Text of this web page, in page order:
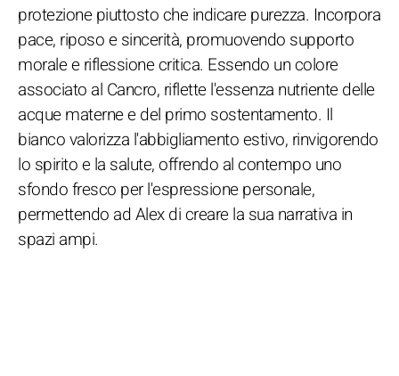
protezione piuttosto che indicare purezza. Incorpora
pace, riposo e sincerità, promuovendo supporto
morale e riflessione critica. Essendo un colore
associato al Cancro, riflette l'essenza nutriente delle
acque materne e del primo sostentamento. Il
bianco valorizza l'abbigliamento estivo, rinvigorendo
lo spirito e la salute, offrendo al contempo uno
sfondo fresco per l'espressione personale,
permettendo ad Alex di creare la sua narrativa in
spazi ampi.